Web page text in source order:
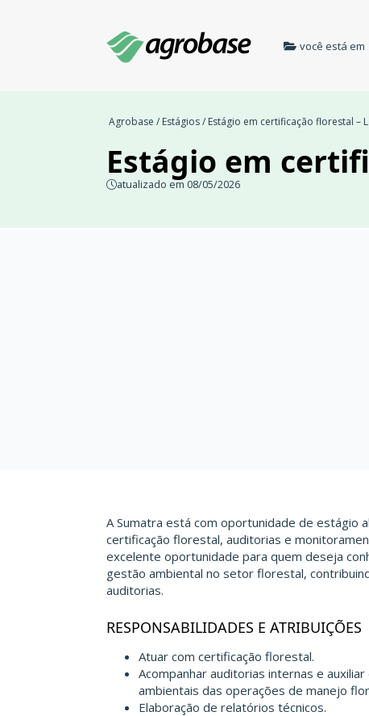
você está em
Agrobase / Estágios/ Estágio em certificação florestal –
Estágio em
atualizado em 08/05/2026
A Sumatra está com oportunidade de estágio
certificação florestal, auditorias e
excelente oportunidade para quem deseja
gestão ambiental no setor florestal,
auditorias.
RESPONSABILIDADES E ATRIBUIÇÕES
Atuar com certificação florestal.
Acompanhar auditorias internas e
ambientais das operações de manejo
Elaboração de relatórios técnicos.